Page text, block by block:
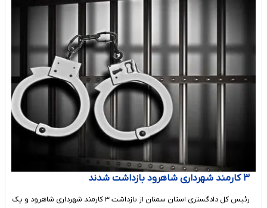
۳ کارمند شهرداری شاهرود بازداشت شدند
رئیس کل دادگستری استان سمنان از بازداشت ۳ کارمند شهرداری شاهرود و یک